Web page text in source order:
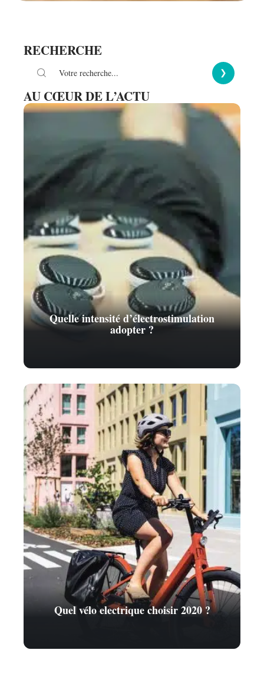
RECHERCHE
AU CŒUR DE L’ACTU
Quelle intensité d’électrostimulation
adopter ?
Quel vélo electrique choisir 2020 ?